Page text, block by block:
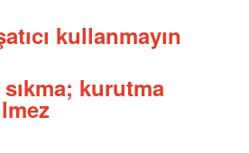
kullanmayın
kurutma